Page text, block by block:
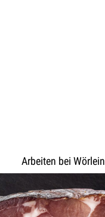
Arbeiten bei Wörlein